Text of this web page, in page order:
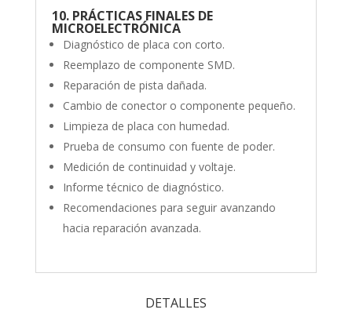
10. PRÁCTICAS FINALES DE
MICROELECTRÓNICA
Diagnóstico de placa con corto.
Reemplazo de componente SMD.
Reparación de pista dañada.
Cambio de conector o componente pequeño.
Limpieza de placa con humedad.
Prueba de consumo con fuente de poder.
Medición de continuidad y voltaje.
Informe técnico de diagnóstico.
Recomendaciones para seguir avanzando
hacia reparación avanzada.
DETALLES